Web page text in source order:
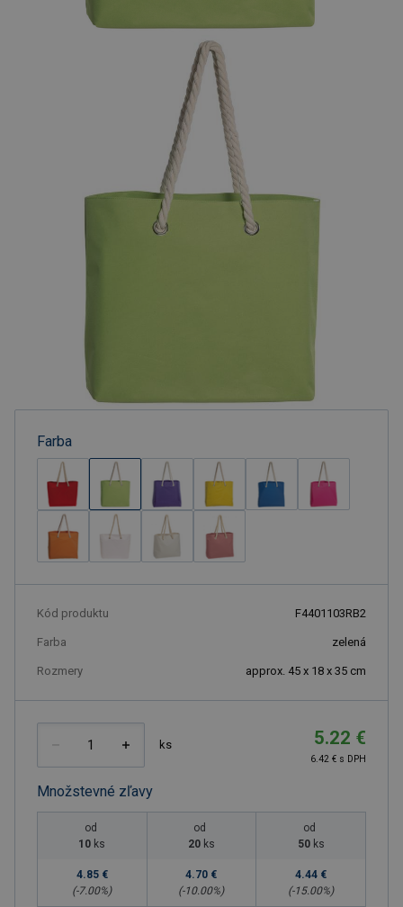
Farba
Kód produktu F4401103RB2
Farba zelená
Rozmery approx. 45 x 18 x 35 cm
ks 5.22 €
6.42 € s DPH
Množstevné zľavy
od
10 ks
4.85 €
(-7.00%)
od
20 ks
4.70 €
(-10.00%)
od
50 ks
4.44 €
(-15.00%)